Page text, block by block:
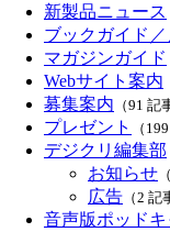
新製品ニュース
ブックガイド
マガジンガイド
Webサイト案内
募集案内 （91 記
プレゼント （
デジクリ編集部
お知らせ
広告 （2 記
音声版ポッドキ